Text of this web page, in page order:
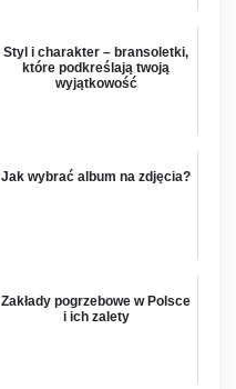
Styl i charakter – bransoletki,
które podkreślają twoją
wyjątkowość
Jak wybrać album na zdjęcia?
Zakłady pogrzebowe w Polsce
i ich zalety